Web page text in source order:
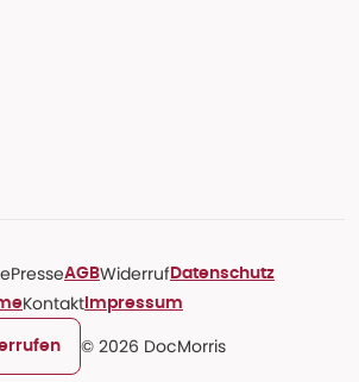
PresseAGBWiderruf Datenschutz
Kontakt Impressum
© 2026 DocMorris